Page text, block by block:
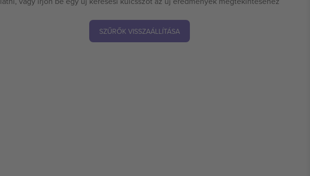
SZŰRŐK VISSZAÁLLÍTÁSA